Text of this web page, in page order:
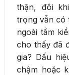
thận, đôi
trọng vẫn có
ngoài tầm
cho thấy đã
gia? Dấu
chậm hoặc